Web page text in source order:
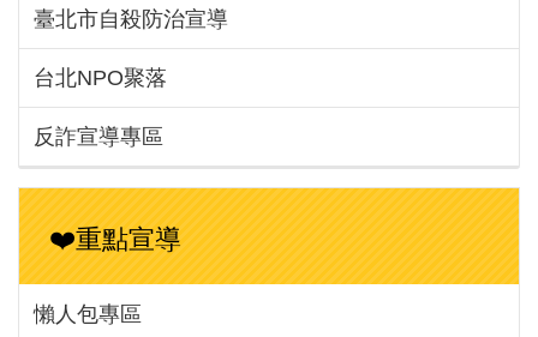
臺北市自殺防治宣導
台北NPO聚落
反詐宣導專區
❤️重點宣導
懶人包專區